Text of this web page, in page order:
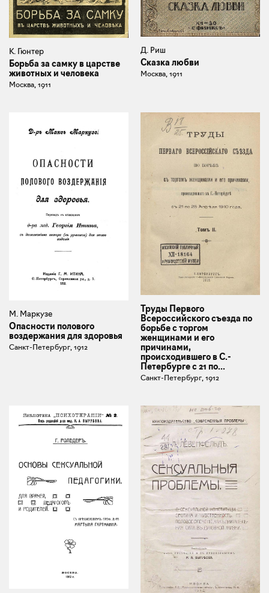
К. Гюнтер
Борьба за самку в царстве
животных и человека
Москва, 1911
Д. Риш
Сказка любви
Москва, 1911
М. Маркузе
Опасности полового
воздержания для здоровья
Санкт-Петербург, 1912
Труды Первого
Всероссийского съезда по
борьбе с торгом
женщинами и его
причинами,
происходившего в С.-
Петербурге с 21 по...
Санкт-Петербург, 1912